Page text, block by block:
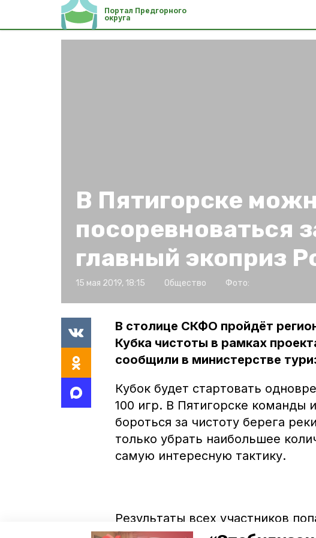
Портал Предгорного
округа
В Пятигорске
посоревноваться
главный экоприз
15 мая 2019, 18:15 Общество Фото:
В столице СКФО пройдёт
Кубка чистоты в рамках
сообщили в министерстве
Кубок будет стартовать
100 игр. В Пятигорске команды
бороться за чистоту берега
только убрать наибольшее
самую интересную тактику.
Результаты всех участников
Победителем станет команда,